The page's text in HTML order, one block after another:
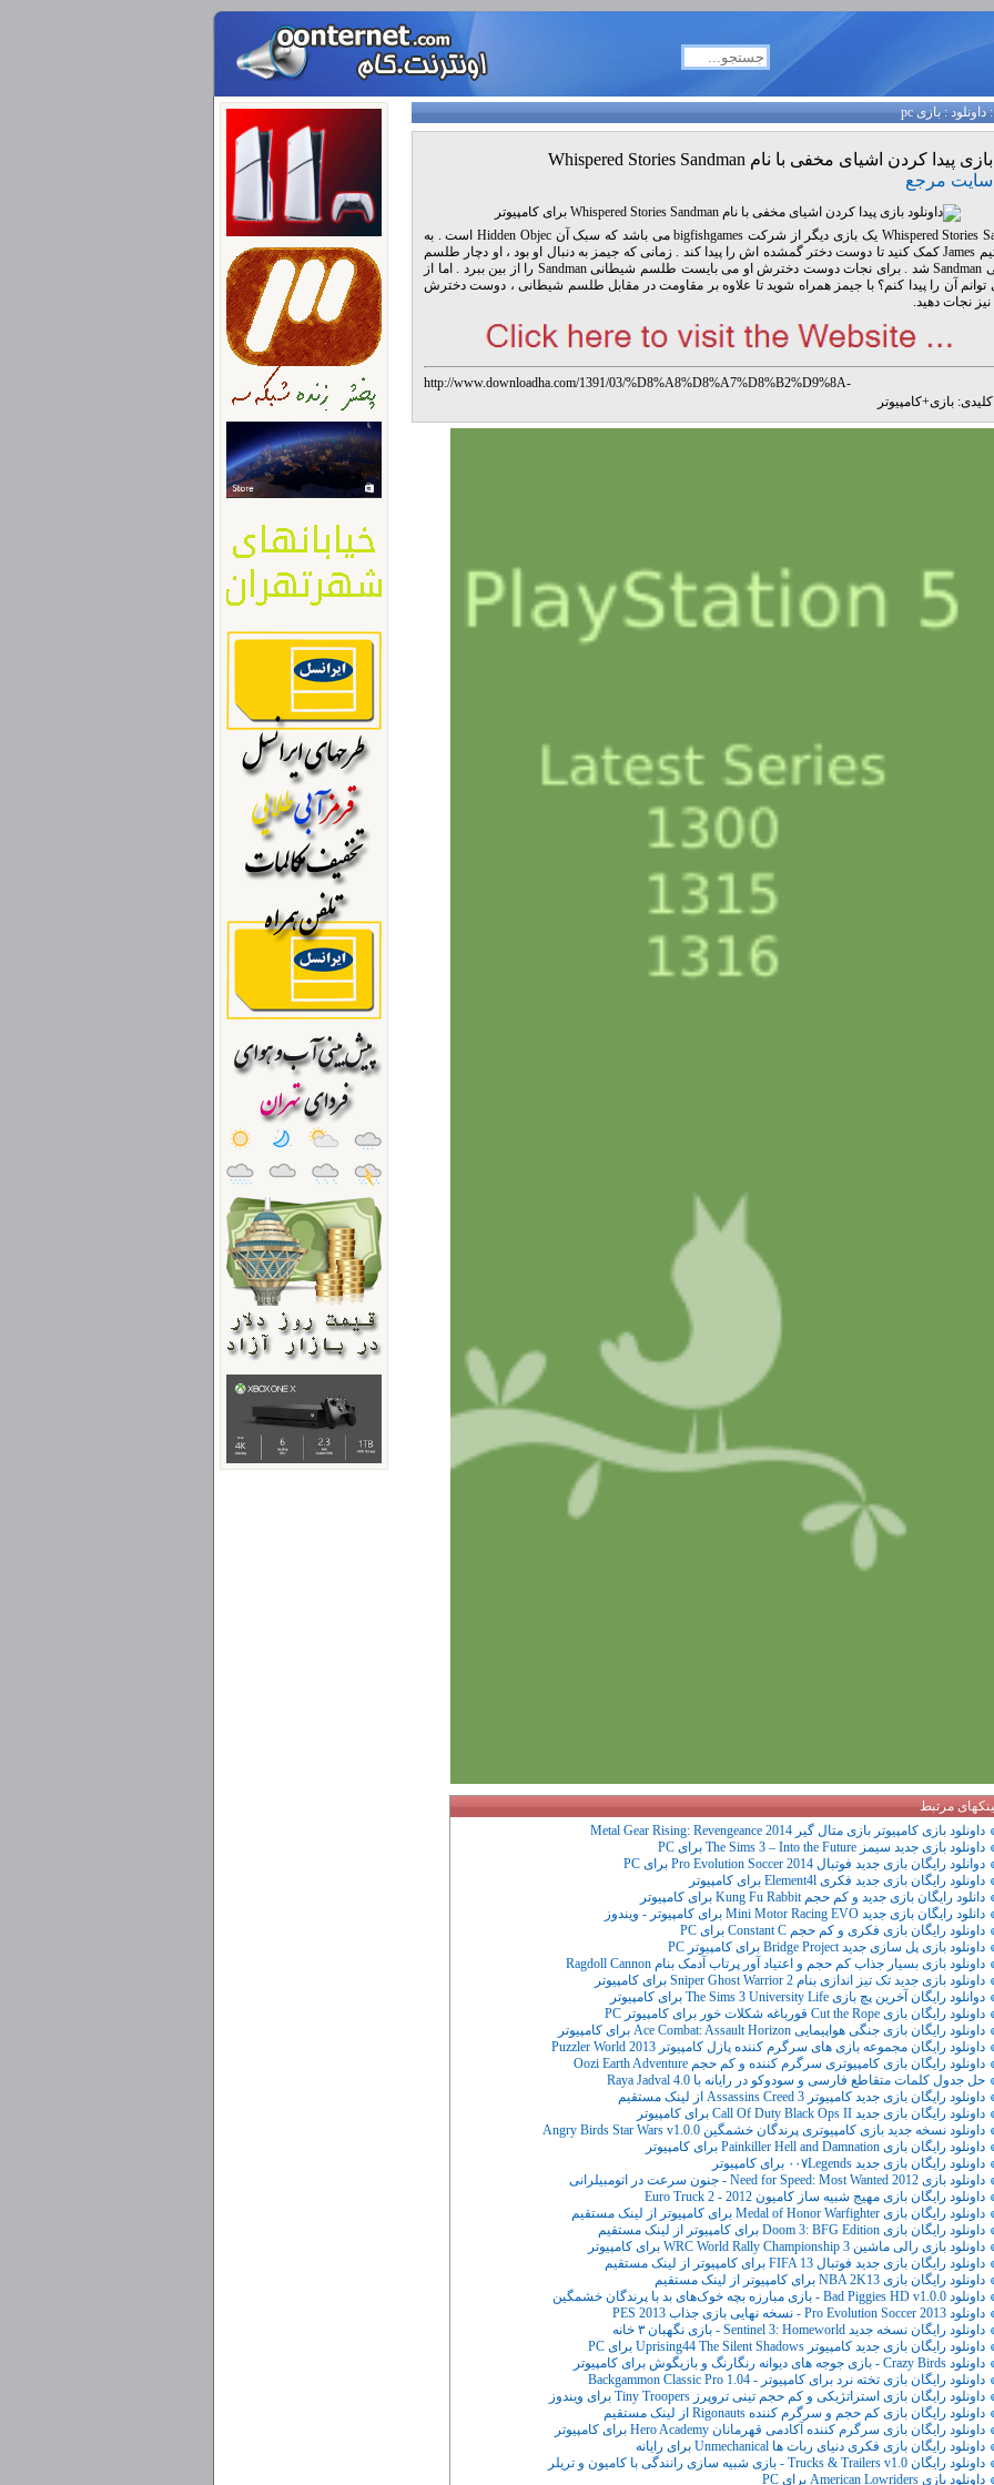
داونلود:بازی pc
بازی پیدا کردن اشیای مخفی با نام Whispered Stories Sandman
سایت مرجع
Whispered Stories Sandman یک بازی دیگر از شرکت bigfishgames می باشد که سبک آن Hidden Objec است . به
جوان یتیم James کمک کنید تا دوست دختر گمشده اش را پیدا کند . زمانی که جیمز به دنبال او بود ، او دچار طلسم
شیطانی Sandman شد . برای نجات دوست دخترش او می بایست طلسم شیطانی Sandman را از بین ببرد . اما از
توانم آن را پیدا کنم؟ با جیمز همراه شوید تا علاوه بر مقاومت در مقابل طلسم شیطانی ، دوست دخترش
نجات دهید.
http://www.downloadha.com/1391/03/%D8%A8%D8%A7%D8%B2%D9%8A-
%D8%A8%D8%A7-%D9%86%D8%A7%D9%85-whispered-stories-sandman/
بازی+کامپیوتر
مرتبط
داونلود بازی کامپیوتر بازی متال گیر 2014 Metal Gear Rising: Revengeance
داونلود بازی جدید سیمز The Sims 3 – Into the Future برای PC
دوانلود رایگان بازی جدید فوتبال Pro Evolution Soccer 2014 برای PC
داونلود رایگان بازی جدید فکری Element4l برای کامپیوتر
دانلود رایگان بازی جدید و کم حجم Kung Fu Rabbit برای کامپیوتر
دانلود رایگان بازی جدید Mini Motor Racing EVO برای کامپیوتر - ویندوز
داونلود رایگان بازی فکری و کم حجم Constant C برای PC
داونلود بازی پل سازی جدید Bridge Project برای کامپیوتر PC
داونلود بازی بسیار جذاب کم حجم و اعتیاد آور پرتاب آدمک بنام Ragdoll Cannon
داونلود بازی جدید تک تیز اندازی بنام Sniper Ghost Warrior 2 برای کامپیوتر
دوانلود رایگان آخرین پچ بازی The Sims 3 University Life برای کامپیوتر
داونلود رایگان بازی Cut the Rope قورباغه شکلات خور برای کامپیوتر PC
داونلود رایگان بازی جنگی هواپیمایی Ace Combat: Assault Horizon برای کامپیوتر
داونلود رایگان مجموعه بازی های سرگرم کننده پازل کامپیوتر Puzzler World 2013
داونلود رایگان بازی کامپیوتری سرگرم کننده و کم حجم Oozi Earth Adventure
حل جدول کلمات متقاطع فارسی و سودوکو در رایانه با Raya Jadval 4.0
داونلود رایگان بازی جدید کامپیوتر Assassins Creed 3 از لینک مستقیم
داونلود رایگان بازی جدید Call Of Duty Black Ops II برای کامپیوتر
داونلود نسخه جدید بازی کامپیوتری پرندگان خشمگین Angry Birds Star Wars v1.0.0
داونلود رایگان بازی Painkiller Hell and Damnation برای کامپیوتر
داونلود رایگان بازی جدید ۰۰۷Legends برای کامپیوتر
داونلود بازی Need for Speed: Most Wanted 2012 - جنون سرعت در اتومبیلرانی
داونلود رایگان بازی مهیج شبیه ساز کامیون Euro Truck 2 - 2012
داونلود رایگان بازی Medal of Honor Warfighter برای کامپیوتر از لینک مستقیم
داونلود رایگان بازی Doom 3: BFG Edition برای کامپیوتر از لینک مستقیم
داونلود بازی رالی ماشین WRC World Rally Championship 3 برای کامپیوتر
داونلود رایگان بازی جدید فوتبال FIFA 13 برای کامپیوتر از لینک مستقیم
داونلود رایگان بازی NBA 2K13 برای کامپیوتر از لینک مستقیم
داونلود Bad Piggies HD v1.0.0 - بازی مبارزه بچه خوک‌های بد با پرندگان خشمگین
داونلود Pro Evolution Soccer 2013 - نسخه نهایی بازی جذاب PES 2013
داونلود رایگان نسخه جدید Sentinel 3: Homeworld - بازی نگهبان ۳ خانه
داونلود رایگان بازی جدید کامپیوتر Uprising44 The Silent Shadows برای PC
داونلود Crazy Birds - بازی جوجه های دیوانه رنگارنگ و بازیگوش برای کامپیوتر
داونلود رایگان بازی تخته نرد برای کامپیوتر - Backgammon Classic Pro 1.04
داونلود رایگان بازی استراتژیکی و کم حجم تینی تروپرز Tiny Troopers برای ویندوز
داونلود رایگان بازی کم حجم و سرگرم کننده Rigonauts از لینک مستقیم
داونلود رایگان بازی سرگرم کننده آکادمی قهرمانان Hero Academy برای کامپیوتر
داونلود رایگان بازی فکری دنیای ربات ها Unmechanical برای رایانه
داونلود رایگان Trucks & Trailers v1.0 - بازی شبیه سازی رانندگی با کامیون و تریلر
داونلود بازی American Lowriders برای PC